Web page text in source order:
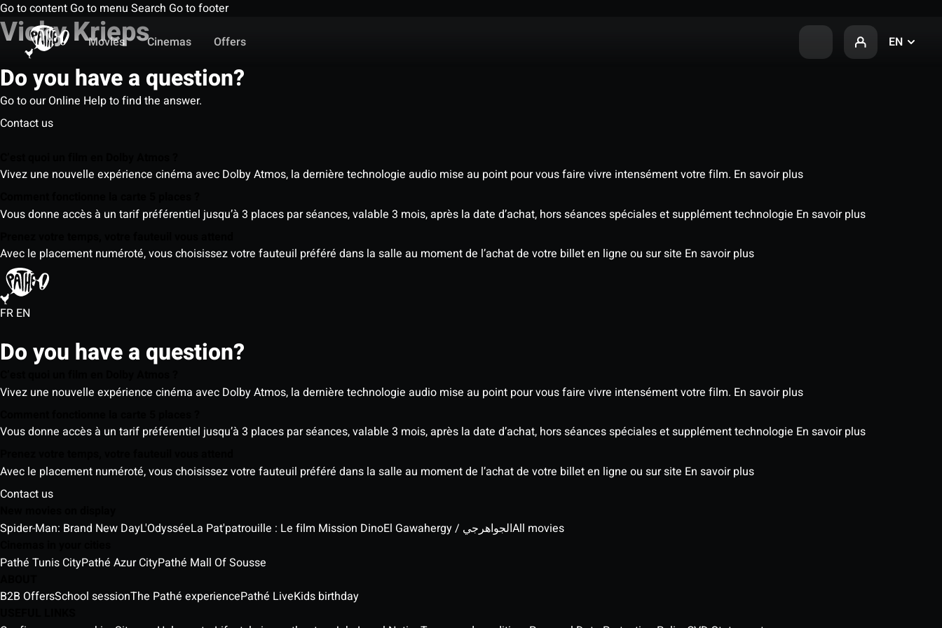
Go to content Go to menu Search Go to footer
Movies
Cinemas Offers EN
Vicky Krieps
Do you have a question?
Go to our Online Help to find the answer.
Contact us
Vivez une nouvelle expérience cinéma avec Dolby Atmos, la dernière technologie audio mise au point pour vous faire vivre intensément votre film. En savoir plus
Vous donne accès à un tarif préférentiel jusqu’à 3 places par séances, valable 3 mois, après la date d’achat, hors séances spéciales et supplément technologie En savoir plus
Avec le placement numéroté, vous choisissez votre fauteuil préféré dans la salle au moment de l’achat de votre billet en ligne ou sur site En savoir plus
FR EN
Do you have a question?
Vivez une nouvelle expérience cinéma avec Dolby Atmos, la dernière technologie audio mise au point pour vous faire vivre intensément votre film. En savoir plus
Vous donne accès à un tarif préférentiel jusqu’à 3 places par séances, valable 3 mois, après la date d’achat, hors séances spéciales et supplément technologie En savoir plus
Avec le placement numéroté, vous choisissez votre fauteuil préféré dans la salle au moment de l’achat de votre billet en ligne ou sur site En savoir plus
Contact us
Spider-Man: Brand New DayL'OdysséeLa Pat'patrouille : Le film Mission Dino El Gawahergy / الجواهرجيAll movies
Pathé Tunis CityPathé Azur CityPathé Mall Of Sousse
B2B OffersSchool sessionThe Pathé experiencePathé LiveKids birthday